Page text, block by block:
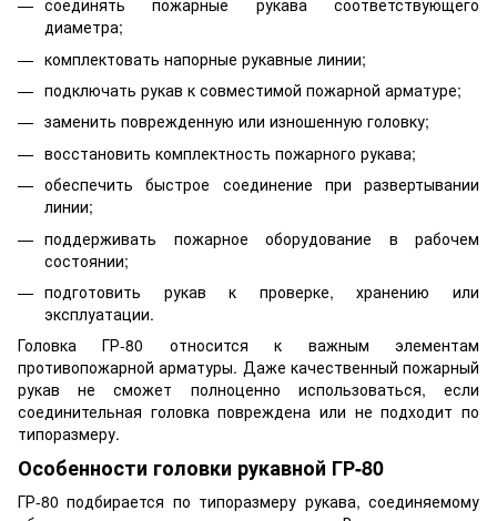
соединять пожарные рукава соответствующего
диаметра;
комплектовать напорные рукавные линии;
подключать рукав к совместимой пожарной арматуре;
заменить поврежденную или изношенную головку;
восстановить комплектность пожарного рукава;
обеспечить быстрое соединение при развертывании
линии;
поддерживать пожарное оборудование в рабочем
состоянии;
подготовить рукав к проверке, хранению или
эксплуатации.
Головка ГР-80 относится к важным элементам
противопожарной арматуры. Даже качественный пожарный
рукав не сможет полноценно использоваться, если
соединительная головка повреждена или не подходит по
типоразмеру.
Особенности головки рукавной ГР-80
ГР-80 подбирается по типоразмеру рукава, соединяемому